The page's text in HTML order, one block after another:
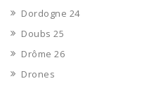
Dordogne 24
Doubs 25
Drôme 26
Drones